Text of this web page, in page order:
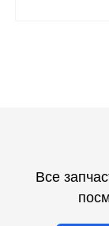
Все